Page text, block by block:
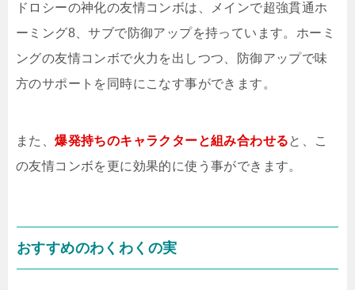
ドロシーの神化の友情コンボは、メインで超強貫通ホ
ーミング8、サブで防御アップを持っています。ホーミ
ングの友情コンボで火力を出しつつ、防御アップで味
方のサポートを同時にこなす事ができます。
また、爆発持ちのキャラクターと組み合わせると、こ
の友情コンボを更に効果的に使う事ができます。
おすすめのわくわくの実